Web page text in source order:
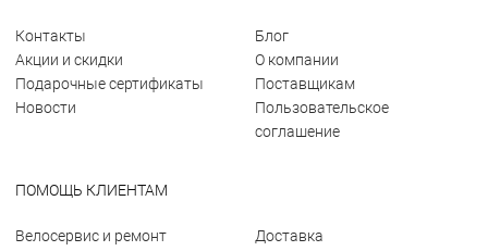
Контакты
Акции и скидки
Подарочные сертификаты
Новости
Блог
О компании
Поставщикам
Пользовательское
соглашение
ПОМОЩЬ КЛИЕНТАМ
Велосервис и ремонт
Доставка